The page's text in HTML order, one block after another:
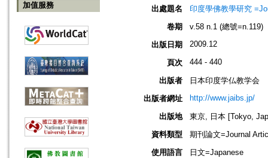
加值服務
出處題名
印度學佛教學研究
卷期
v.58 n.1 (總號=n.119)
出版日期
2009.12
頁次 444 - 440
出版者
日本印度学仏教学会
出版者網址
http://www.jaibs.jp/
出版地
東京, 日本 [Tokyo,
資料類型
期刊論文=Journal
使用語言
日文=Japanese